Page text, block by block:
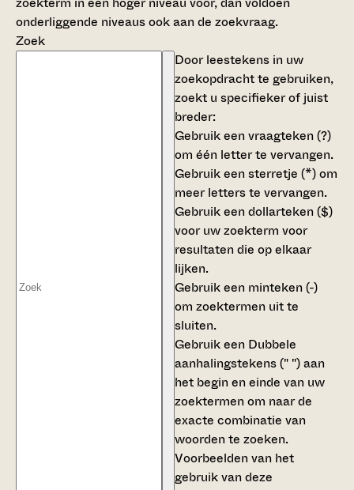
onderliggende niveaus ook aan de zoekvraag.
Zoek
Door leestekens in uw
zoekopdracht te gebruiken,
zoekt u specifieker of juist
breder:
Gebruik eenvraagteken (?)
om één letter te vervangen.
Gebruik eensterretje (*)om
meer letters te vervangen.
Gebruik eendollarteken ($)
voor uw zoekterm voor
resultaten die op elkaar
lijken.
Gebruik een minteken (-)
om zoektermen uit te
sluiten.
Gebruik een Dubbele
aanhalingstekens (" ")aan
het begin en einde van uw
zoektermen om naar de
exacte combinatie van
woorden te zoeken.
Voorbeelden van het
gebruik van deze